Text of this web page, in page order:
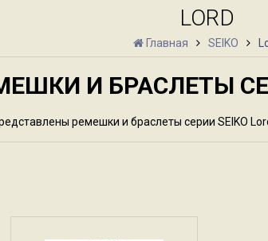
LORD
Главная SEIKO
И БРАСЛЕТЫ
ремешки и браслеты серии SEIKO